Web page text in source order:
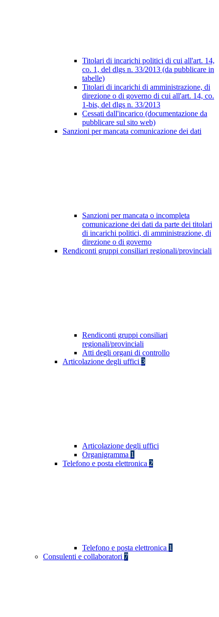
Titolari di incarichi politici di cui all'art. 14,
co. 1, del dlgs n. 33/2013 (da pubblicare in
tabelle)
Titolari di incarichi di amministrazione, di
direzione o di governo di cui all'art. 14, co.
1-bis, del dlgs n. 33/2013
Cessati dall'incarico (documentazione da
pubblicare sul sito web)
Sanzioni per mancata comunicazione dei dati
Sanzioni per mancata o incompleta
comunicazione dei dati da parte dei titolari
di incarichi politici, di amministrazione, di
direzione o di governo
Rendiconti gruppi consiliari regionali/provinciali
Rendiconti gruppi consiliari
regionali/provinciali
Atti degli organi di controllo
Articolazione degli uffici 3
Articolazione degli uffici
Organigramma 1
Telefono e posta elettronica 2
Telefono e posta elettronica 1
Consulenti e collaboratori 7